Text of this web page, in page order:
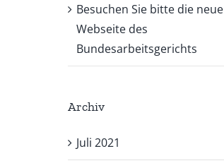
Besuchen Sie bitte die neue
Webseite des
Bundesarbeitsgerichts
Archiv
Juli 2021